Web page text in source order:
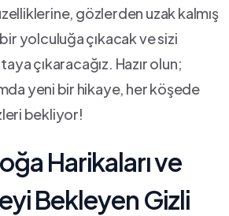
gözlerden uzak kalmış
yolculuğa⁤ çıkacak ve sizi
çıkaracağız. Hazır olun;
yeni⁤ bir ⁣hikaye, her​ köşede
⁣bekliyor!
Harikaları ve
Bekleyen Gizli